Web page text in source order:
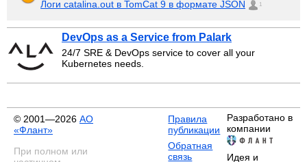
Логи catalina.out в TomCat 9 в формате JSON 1
DevOps as a Service from Palark
24/7 SRE & DevOps service to cover all your
Kubernetes needs.
© 2001—2026 АО
«Флант»
При полном или
Правила
публикации
Обратная
связь
Разработано в
компании
Идея и